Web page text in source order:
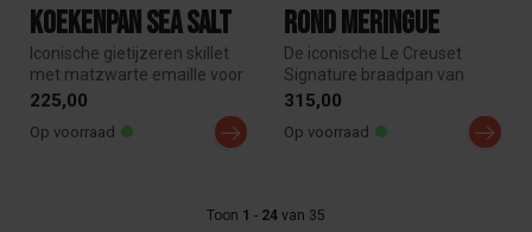
koekenpan Sea Salt
Iconische gietijzeren skillet
met matzwarte emaille voor
perfect karamelliseren ...
225,00
Op voorraad
rond Meringue
De iconische Le Creuset
Signature braadpan van
geëmailleerd gietijzer is
315,00
Op voorraad
Toon 1 - 24 van 35